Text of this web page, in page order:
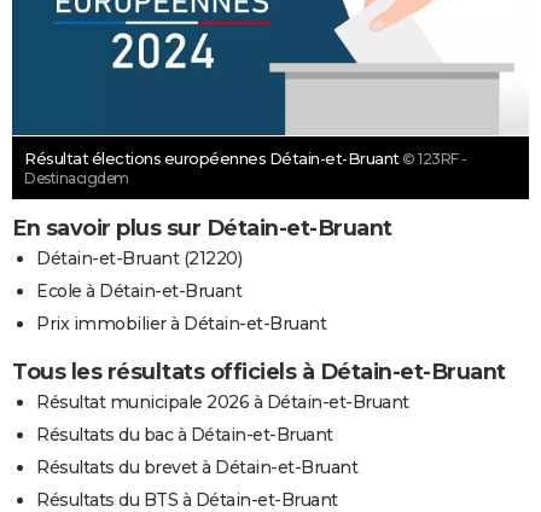
Résultat élections européennes Détain-et-Bruant © 123RF -
Destinacigdem
En savoir plus sur Détain-et-Bruant
Détain-et-Bruant (21220)
Ecole à Détain-et-Bruant
Prix immobilier à Détain-et-Bruant
Tous les résultats officiels à Détain-et-Bruant
Résultat municipale 2026 à Détain-et-Bruant
Résultats du bac à Détain-et-Bruant
Résultats du brevet à Détain-et-Bruant
Résultats du BTS à Détain-et-Bruant